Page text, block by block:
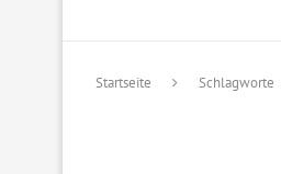
Startseite Schlagworte